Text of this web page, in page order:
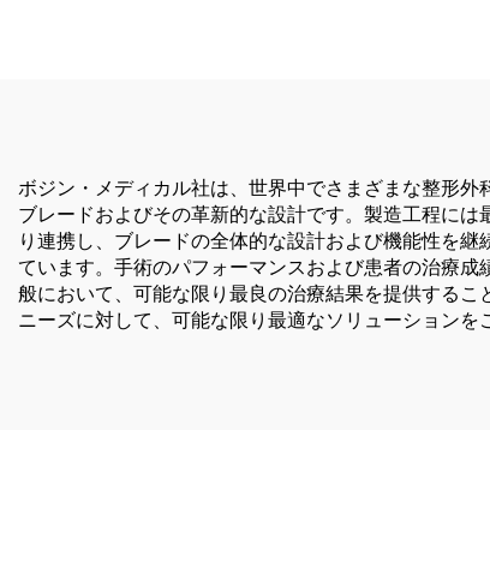
ボジン・メディカル社は、世界中でさまざまな整形
ブレードおよびその革新的な設計です。製造工程に
り連携し、ブレードの全体的な設計および機能性を
ています。手術のパフォーマンスおよび患者の治療
般において、可能な限り最良の治療結果を提供する
ニーズに対して、可能な限り最適なソリューションを